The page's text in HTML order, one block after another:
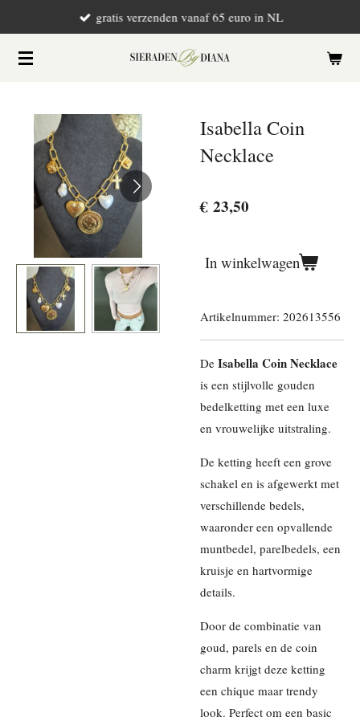
naar
gratis verzenden vanaf 65 euro in NL
Isabella Coin
Necklace
€ 23,50
In winkelwagen
Artikelnummer: 202613556
De Isabella Coin Necklace
is een stijlvolle gouden
bedelketting met een luxe
en vrouwelijke uitstraling.
De ketting heeft een grove
schakel en is afgewerkt met
verschillende bedels,
waaronder een opvallende
muntbedel, parelbedels, een
kruisje en hartvormige
details.
Door de combinatie van
goud, parels en de coin
charm krijgt deze ketting
een chique maar trendy
look. Perfect om een basic